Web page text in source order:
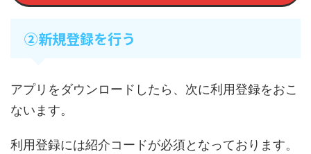
②新規登録を行う
アプリをダウンロードしたら、次に利用登録をおこ
ないます。
利用登録には紹介コードが必須となっております。